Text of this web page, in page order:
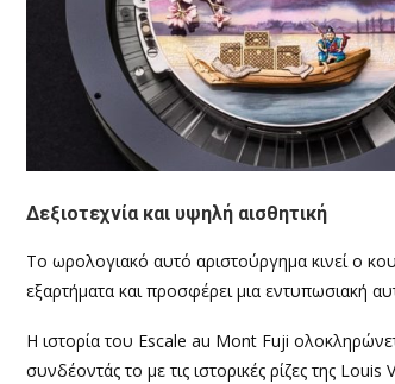
Δεξιοτεχνία και υψηλή αισθητική
Το ωρολογιακό αυτό αριστούργημα κινεί ο
εξαρτήματα και προσφέρει μια εντυπωσιακή
Η ιστορία του Escale au Mont Fuji
συνδέοντάς το με τις ιστορικές ρίζες της